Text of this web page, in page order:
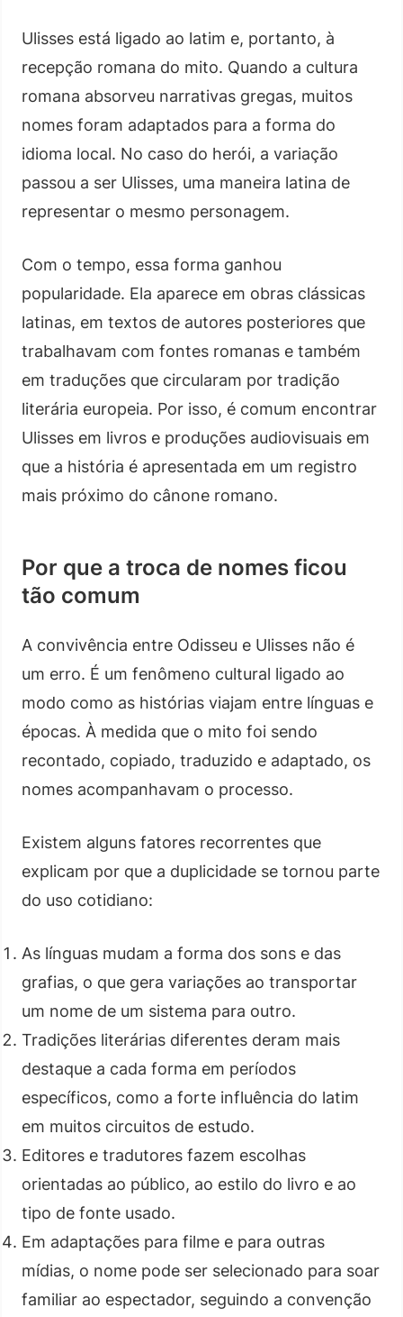
Ulisses está ligado ao latim e, portanto, à
recepção romana do mito. Quando a cultura
romana absorveu narrativas gregas, muitos
nomes foram adaptados para a forma do
idioma local. No caso do herói, a variação
passou a ser Ulisses, uma maneira latina de
representar o mesmo personagem.
Com o tempo, essa forma ganhou
popularidade. Ela aparece em obras clássicas
latinas, em textos de autores posteriores que
trabalhavam com fontes romanas e também
em traduções que circularam por tradição
literária europeia. Por isso, é comum encontrar
Ulisses em livros e produções audiovisuais em
que a história é apresentada em um registro
mais próximo do cânone romano.
Por que a troca de nomes ficou
tão comum
A convivência entre Odisseu e Ulisses não é
um erro. É um fenômeno cultural ligado ao
modo como as histórias viajam entre línguas e
épocas. À medida que o mito foi sendo
recontado, copiado, traduzido e adaptado, os
nomes acompanhavam o processo.
Existem alguns fatores recorrentes que
explicam por que a duplicidade se tornou parte
do uso cotidiano:
As línguas mudam a forma dos sons e das
grafias, o que gera variações ao transportar
um nome de um sistema para outro.
Tradições literárias diferentes deram mais
destaque a cada forma em períodos
específicos, como a forte influência do latim
em muitos circuitos de estudo.
Editores e tradutores fazem escolhas
orientadas ao público, ao estilo do livro e ao
tipo de fonte usado.
Em adaptações para filme e para outras
mídias, o nome pode ser selecionado para soar
familiar ao espectador, seguindo a convenção